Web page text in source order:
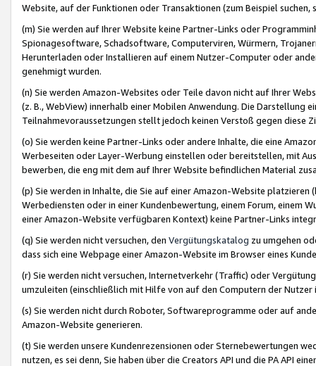
Website, auf der Funktionen oder Transaktionen (zum Beispiel
(m) Sie werden auf Ihrer Website keine Partner-Links oder
Spionagesoftware, Schadsoftware, Computerviren, Würmern,
Herunterladen oder Installieren auf einem Nutzer-Computer oder
genehmigt wurden.
(n) Sie werden Amazon-Websites oder Teile davon nicht auf Ihrer
(z. B., WebView) innerhalb einer Mobilen Anwendung. Die Darstellung
Teilnahmevoraussetzungen stellt jedoch keinen Verstoß gegen diese
(o) Sie werden keine Partner-Links oder andere Inhalte, die eine
Werbeseiten oder Layer-Werbung einstellen oder bereitstellen, mit
bewerben, die eng mit dem auf Ihrer Website befindlichen Material
(p) Sie werden in Inhalte, die Sie auf einer Amazon-Website
Werbediensten oder in einer Kundenbewertung, einem Forum, einem
einer Amazon-Website verfügbaren Kontext) keine Partner-Links
(q) Sie werden nicht versuchen, den Vergütungskatalog zu umgehen
dass sich eine Webpage einer Amazon-Website im Browser eines
(r) Sie werden nicht versuchen, Internetverkehr (Traffic) oder
umzuleiten (einschließlich mit Hilfe von auf den Computern der
(s) Sie werden nicht durch Roboter, Softwareprogramme oder auf
Amazon-Website generieren.
(t) Sie werden unsere Kundenrezensionen oder Sternebewertungen
nutzen, es sei denn, Sie haben über die Creators API und die PA API